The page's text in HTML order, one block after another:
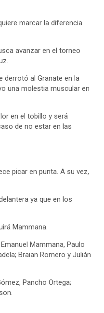
marcar la diferencia
avanzar en el torneo
derrotó al Granate en la
una molestia muscular en
en el tobillo y será
de no estar en las
picar en punta. A su vez,
ya que en los
Mammana.
Mammana, Paulo
Braian Romero y Julián
Pancho Ortega;